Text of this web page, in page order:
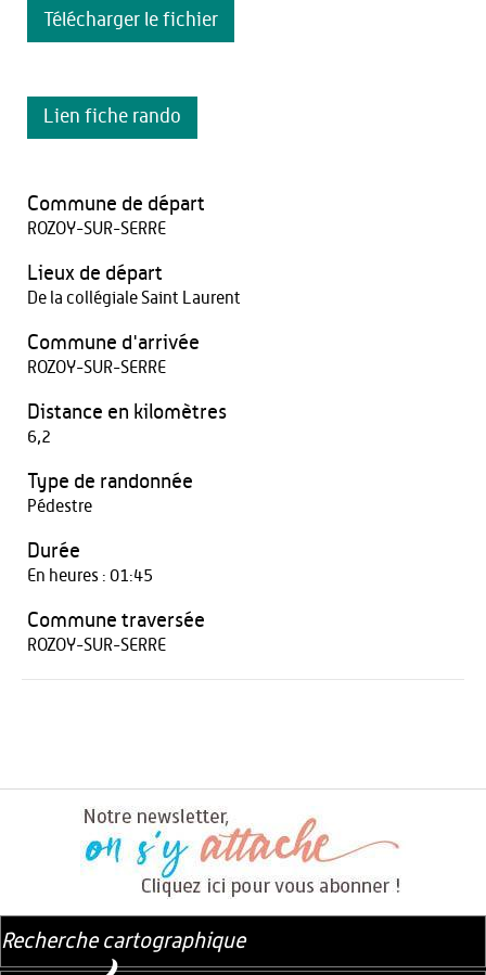
Télécharger le fichier
Lien fiche rando
Commune de départ
ROZOY-SUR-SERRE
Lieux de départ
De la collégiale Saint Laurent
Commune d'arrivée
ROZOY-SUR-SERRE
Distance en kilomètres
6,2
Type de randonnée
Pédestre
Durée
En heures : 01:45
Commune traversée
ROZOY-SUR-SERRE
Recherche cartographique